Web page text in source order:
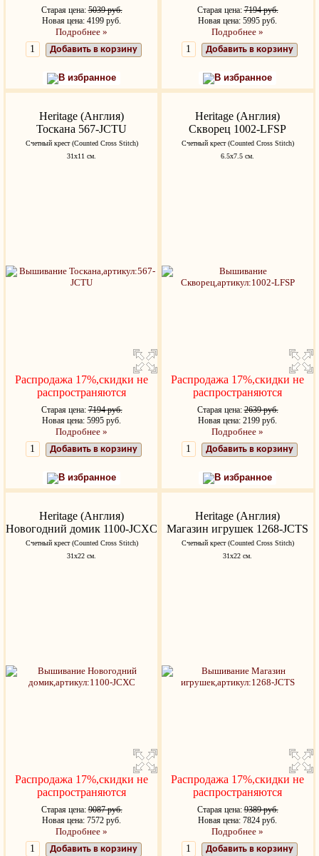
Старая цена:5039 руб.
Новая цена: 4199 руб.
Подробнее »
Добавить в корзину
В избранное
Старая цена:7194 руб.
Новая цена: 5995 руб.
Подробнее »
Добавить в корзину
В избранное
Heritage (Англия)
Тоскана 567-JCTU
Счетный крест (Counted Cross Stitch)
31х11 см.
Распродажа 17%,скидки не
распространяются
Старая цена:7194 руб.
Новая цена: 5995 руб.
Подробнее »
Добавить в корзину
В избранное
Heritage (Англия)
Скворец 1002-LFSP
Счетный крест (Counted Cross Stitch)
6.5х7.5 см.
Распродажа 17%,скидки не
распространяются
Старая цена:2639 руб.
Новая цена: 2199 руб.
Подробнее »
Добавить в корзину
В избранное
Heritage (Англия)
Новогодний домик 1100-JCXC
Счетный крест (Counted Cross Stitch)
31х22 см.
Распродажа 17%,скидки не
распространяются
Старая цена:9087 руб.
Новая цена: 7572 руб.
Подробнее »
Добавить в корзину
Heritage (Англия)
Магазин игрушек 1268-JCTS
Счетный крест (Counted Cross Stitch)
31х22 см.
Распродажа 17%,скидки не
распространяются
Старая цена:9389 руб.
Новая цена: 7824 руб.
Подробнее »
Добавить в корзину